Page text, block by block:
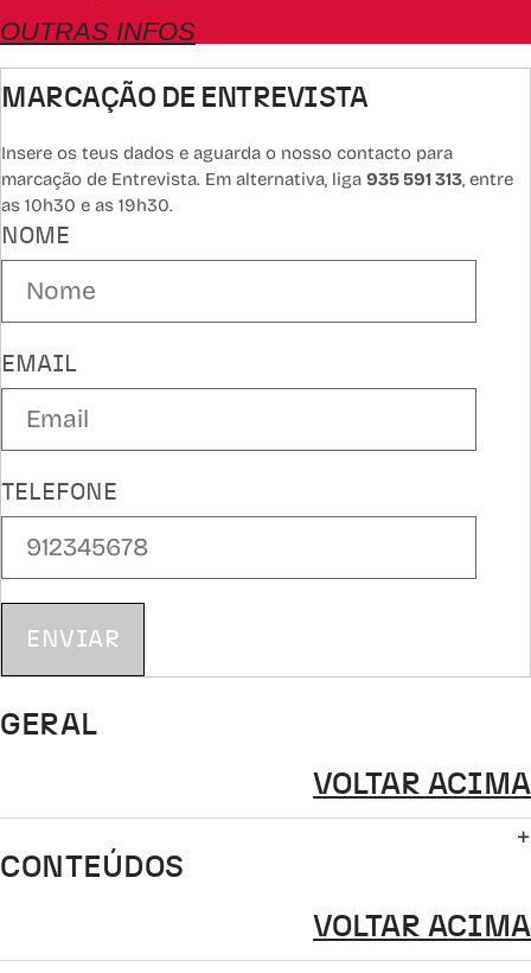
OUTRAS INFOS
MARCAÇÃO DE ENTREVISTA
Insere os teus dados e aguarda o nosso contacto para
marcação de Entrevista. Em alternativa, liga 935 591 313, entre
as 10h30 e as 19h30.
NOME
EMAIL
TELEFONE
ENVIAR
GERAL
VOLTAR ACIMA
CONTEÚDOS
VOLTAR ACIMA